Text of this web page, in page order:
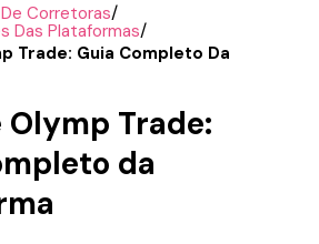
Corretoras/
Das Plataformas/
Trade: Guia Completo Da
Olymp Trade:
da